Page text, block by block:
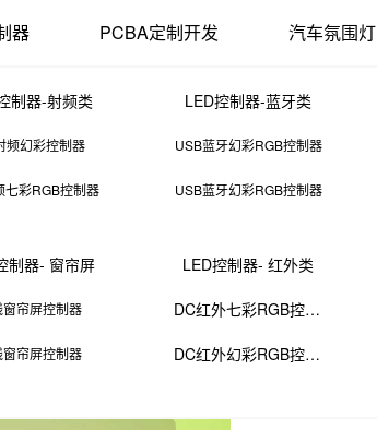
器
制器-射频类
频幻彩控制器
七彩RGB控制器
LED控制器-蓝牙类
USB蓝牙幻彩RGB控制器
USB蓝牙幻彩RGB控制器
制器- 窗帘屏
窗帘屏控制器
窗帘屏控制器
LED控制器- 红外类
DC红外七彩RGB控制器
DC红外幻彩RGB控制器
PCBA定制开发 汽车氛围灯
npdp考试
来源：PCBA 次